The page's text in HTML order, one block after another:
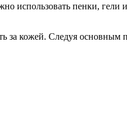
использовать пенки,
за кожей. Следуя